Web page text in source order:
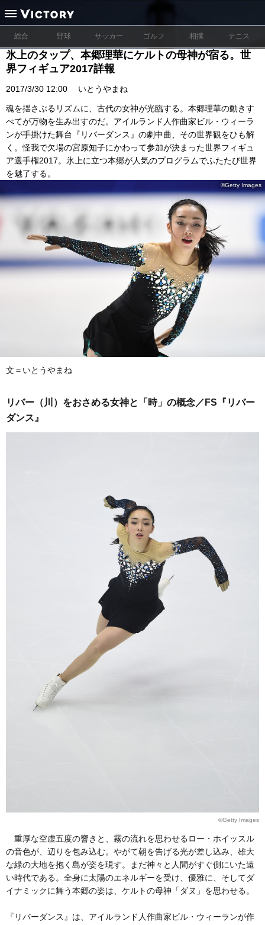
総合 野球 サッカー ゴルフ 相撲 テニス
氷上のタップ、本郷理華にケルトの母神が宿る。世
界フィギュア2017詳報
2017/3/30 12:00 いとうやまね
魂を揺さぶるリズムに、古代の女神が光臨する。本郷理華の動きす
べてが万物を生み出すのだ。アイルランド人作曲家ビル・ウィーラ
ンが手掛けた舞台『リバーダンス』の劇中曲、その世界観をひも解
く。怪我で欠場の宮原知子にかわって参加が決まった世界フィギュ
ア選手権2017。氷上に立つ本郷が人気のプログラムでふたたび世界
を魅了する。
©Getty Images
文＝いとうやまね
リバー（川）をおさめる女神と「時」の概念／FS『リバー
ダンス』
©Getty Images
重厚な空虚五度の響きと、霧の流れを思わせるロー・ホイッスル
の音色が、辺りを包み込む。やがて朝を告げる光が差し込み、雄大
な緑の大地を抱く島が姿を現す。まだ神々と人間がすぐ側にいた遠
い時代である。全身に太陽のエネルギーを受け、優雅に、そしてダ
イナミックに舞う本郷の姿は、ケルトの母神「ダヌ」を思わせる。
『リバーダンス』は、アイルランド人作曲家ビル・ウィーランが作